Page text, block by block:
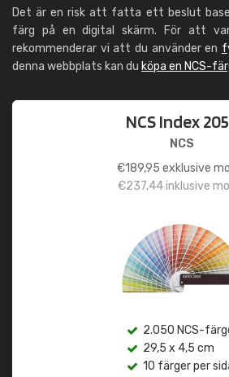
Det är en risk att fatta ett beslut
färg på en digital skärm. För att
rekommenderar vi att du använder en
denna webbplats kan du köpa en NCS-
NCS Index
NCS
€189,95 exklusive
€237,44inklusive
2.050 NCS-
29,5 x 4,5 cm
10 färger per